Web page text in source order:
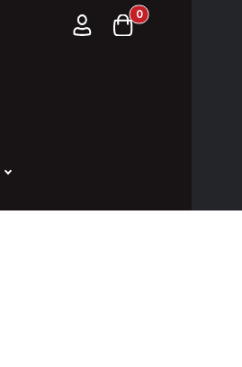
Zaloguj sięProdukty w
Koszyk